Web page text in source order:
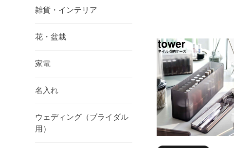
雑貨・インテリア
花・盆栽
家電
名入れ
ウェディング（ブライダル
用）